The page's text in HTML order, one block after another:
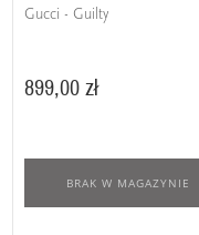
Gucci - Guilty
899,00 zł
BRAK W MAGAZYNIE